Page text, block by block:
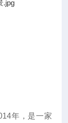
年 ， 是一家